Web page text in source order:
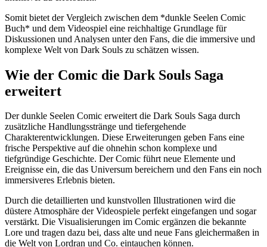
Somit bietet der Vergleich zwischen dem *dunkle Seelen Comic
Buch* und dem Videospiel eine reichhaltige Grundlage für
Diskussionen und Analysen unter den Fans, die die immersive und
komplexe Welt von Dark Souls zu schätzen wissen.
Wie der Comic die Dark Souls Saga
erweitert
Der dunkle Seelen Comic erweitert die Dark Souls Saga durch
zusätzliche Handlungsstränge und tiefergehende
Charakterentwicklungen. Diese Erweiterungen geben Fans eine
frische Perspektive auf die ohnehin schon komplexe und
tiefgründige Geschichte. Der Comic führt neue Elemente und
Ereignisse ein, die das Universum bereichern und den Fans ein noch
immersiveres Erlebnis bieten.
Durch die detaillierten und kunstvollen Illustrationen wird die
düstere Atmosphäre der Videospiele perfekt eingefangen und sogar
verstärkt. Die Visualisierungen im Comic ergänzen die bekannte
Lore und tragen dazu bei, dass alte und neue Fans gleichermaßen in
die Welt von Lordran und Co. eintauchen können.